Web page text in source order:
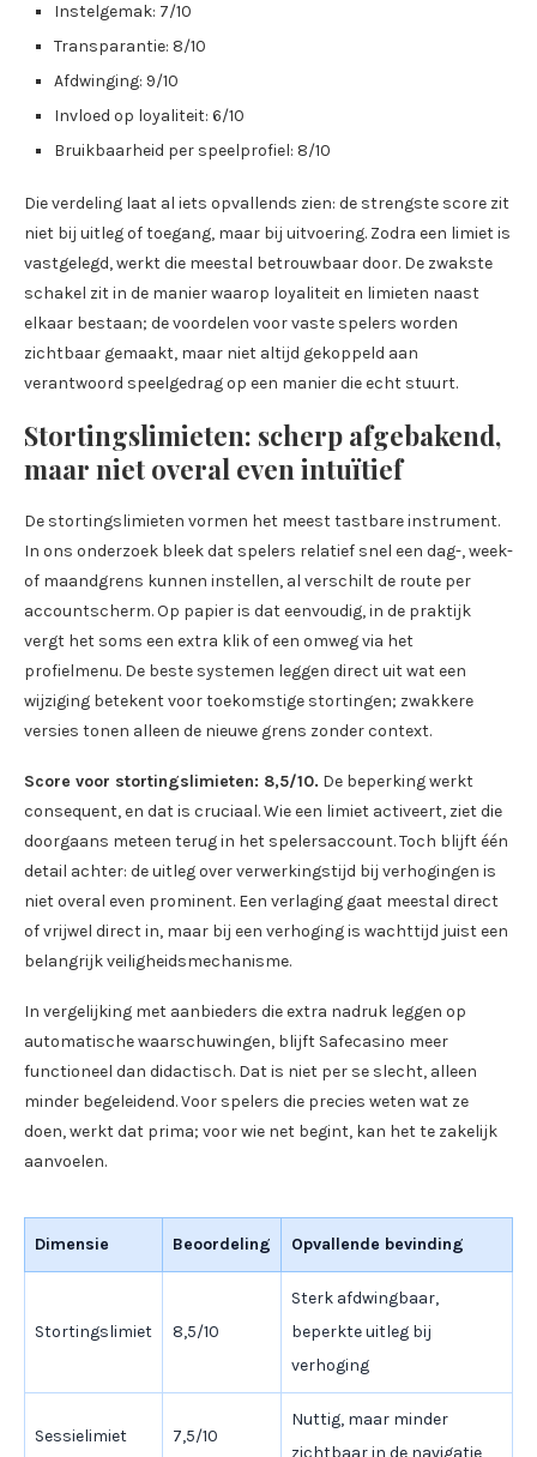
Instelgemak: 7/10
Transparantie: 8/10
Afdwinging: 9/10
Invloed op loyaliteit: 6/10
Bruikbaarheid per speelprofiel: 8/10
Die verdeling laat al iets opvallends zien: de strengste score zit
niet bij uitleg of toegang, maar bij uitvoering. Zodra een limiet is
vastgelegd, werkt die meestal betrouwbaar door. De zwakste
schakel zit in de manier waarop loyaliteit en limieten naast
elkaar bestaan; de voordelen voor vaste spelers worden
zichtbaar gemaakt, maar niet altijd gekoppeld aan
verantwoord speelgedrag op een manier die echt stuurt.
Stortingslimieten: scherp afgebakend,
maar niet overal even intuïtief
De stortingslimieten vormen het meest tastbare instrument.
In ons onderzoek bleek dat spelers relatief snel een dag-, week-
of maandgrens kunnen instellen, al verschilt de route per
accountscherm. Op papier is dat eenvoudig, in de praktijk
vergt het soms een extra klik of een omweg via het
profielmenu. De beste systemen leggen direct uit wat een
wijziging betekent voor toekomstige stortingen; zwakkere
versies tonen alleen de nieuwe grens zonder context.
Score voor stortingslimieten: 8,5/10. De beperking werkt
consequent, en dat is cruciaal. Wie een limiet activeert, ziet die
doorgaans meteen terug in het spelersaccount. Toch blijft één
detail achter: de uitleg over verwerkingstijd bij verhogingen is
niet overal even prominent. Een verlaging gaat meestal direct
of vrijwel direct in, maar bij een verhoging is wachttijd juist een
belangrijk veiligheidsmechanisme.
In vergelijking met aanbieders die extra nadruk leggen op
automatische waarschuwingen, blijft Safecasino meer
functioneel dan didactisch. Dat is niet per se slecht, alleen
minder begeleidend. Voor spelers die precies weten wat ze
doen, werkt dat prima; voor wie net begint, kan het te zakelijk
aanvoelen.
Dimensie Beoordeling Opvallende bevinding
Stortingslimiet 8,5/10
Sterk afdwingbaar,
beperkte uitleg bij
verhoging
Sessielimiet 7,5/10
Nuttig, maar minder
zichtbaar in de navigatie